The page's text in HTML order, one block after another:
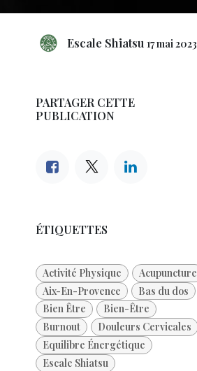
Escale Shiatsu 17 mai 2023
PARTAGER CETTE
PUBLICATION
ÉTIQUETTES
Activité Physique
Acupuncture
Aix-En-Provence
Bas du dos
Bien Être
Bien-Être
Burnout
Douleurs Cervicales
Equilibre Énergétique
Escale Shiatsu